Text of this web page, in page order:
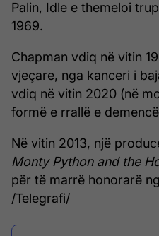
Palin, Idle e themeloi
1969.
Chapman vdiq në vitin
vjeçare, nga kanceri i
vdiq në vitin 2020 (në
formë e rrallë e
Në vitin 2013, një
Monty Python and the
për të marrë honorarë
/Telegrafi/